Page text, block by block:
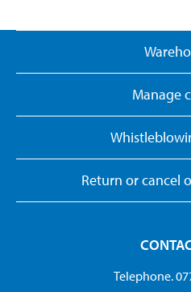
Manage
Return or cancel
Telephone.